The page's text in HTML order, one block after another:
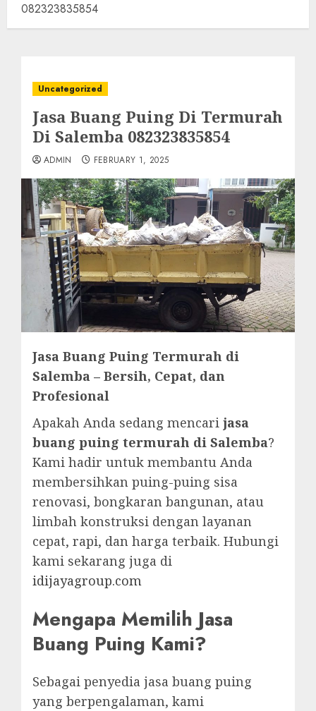
082323835854
Uncategorized
Jasa Buang Puing Di Termurah
Di Salemba 082323835854
ADMIN FEBRUARY 1, 2025
Jasa Buang Puing Termurah di
Salemba – Bersih, Cepat, dan
Profesional
Apakah Anda sedang mencari jasa
buang puing termurah di Salemba?
Kami hadir untuk membantu Anda
membersihkan puing-puing sisa
renovasi, bongkaran bangunan, atau
limbah konstruksi dengan layanan
cepat, rapi, dan harga terbaik. Hubungi
kami sekarang juga di
idijayagroup.com
Mengapa Memilih Jasa
Buang Puing Kami?
Sebagai penyedia jasa buang puing
yang berpengalaman, kami